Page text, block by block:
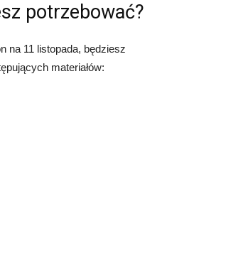
potrzebować?
na 11 listopada, będziesz
materiałów: